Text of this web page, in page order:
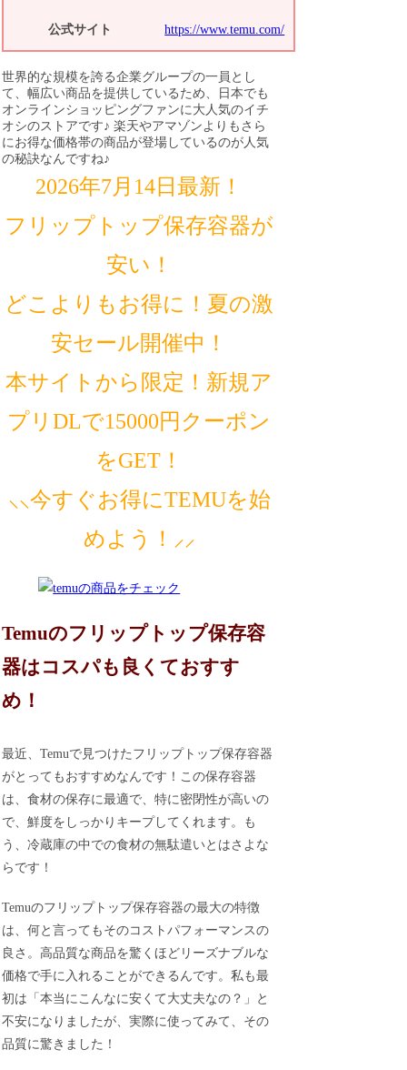
公式サイト https://www.temu.com/
世界的な規模を誇る企業グループの一員とし
て、幅広い商品を提供しているため、日本でも
オンラインショッピングファンに大人気のイチ
オシのストアです♪ 楽天やアマゾンよりもさら
にお得な価格帯の商品が登場しているのが人気
の秘訣なんですね♪
2026年7月14日最新！
フリップトップ保存容器が
安い！
どこよりもお得に！夏の激
安セール開催中！
本サイトから限定！新規ア
プリDLで15000円クーポン
をGET！
⸜⸜今すぐお得にTEMUを始
めよう！⸝⸝
Temuのフリップトップ保存容
器はコスパも良くておすす
め！
最近、Temuで見つけたフリップトップ保存容器
がとってもおすすめなんです！この保存容器
は、食材の保存に最適で、特に密閉性が高いの
で、鮮度をしっかりキープしてくれます。も
う、冷蔵庫の中での食材の無駄遣いとはさよな
らです！
Temuのフリップトップ保存容器の最大の特徴
は、何と言ってもそのコストパフォーマンスの
良さ。高品質な商品を驚くほどリーズナブルな
価格で手に入れることができるんです。私も最
初は「本当にこんなに安くて大丈夫なの？」と
不安になりましたが、実際に使ってみて、その
品質に驚きました！